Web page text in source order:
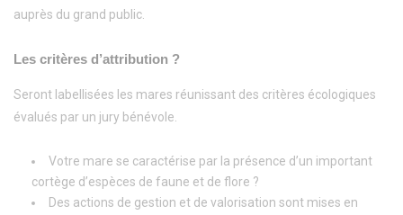
auprès du grand public.
Les critères d’attribution ?
Seront labellisées les mares réunissant des critères écologiques
évalués par un jury bénévole.
Votre mare se caractérise par la présence d’un important
cortège d’espèces de faune et de flore ?
Des actions de gestion et de valorisation sont mises en